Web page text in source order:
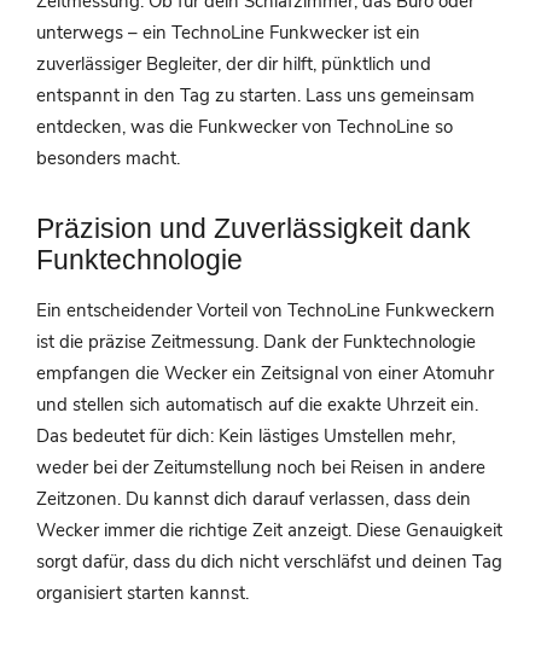
unterwegs – ein TechnoLine Funkwecker ist ein
zuverlässiger Begleiter, der dir hilft, pünktlich und
entspannt in den Tag zu starten. Lass uns gemeinsam
entdecken, was die Funkwecker von TechnoLine so
besonders macht.
Präzision und Zuverlässigkeit dank
Funktechnologie
Ein entscheidender Vorteil von TechnoLine Funkweckern
ist die präzise Zeitmessung. Dank der Funktechnologie
empfangen die Wecker ein Zeitsignal von einer Atomuhr
und stellen sich automatisch auf die exakte Uhrzeit ein.
Das bedeutet für dich: Kein lästiges Umstellen mehr,
weder bei der Zeitumstellung noch bei Reisen in andere
Zeitzonen. Du kannst dich darauf verlassen, dass dein
Wecker immer die richtige Zeit anzeigt. Diese Genauigkeit
sorgt dafür, dass du dich nicht verschläfst und deinen Tag
organisiert starten kannst.